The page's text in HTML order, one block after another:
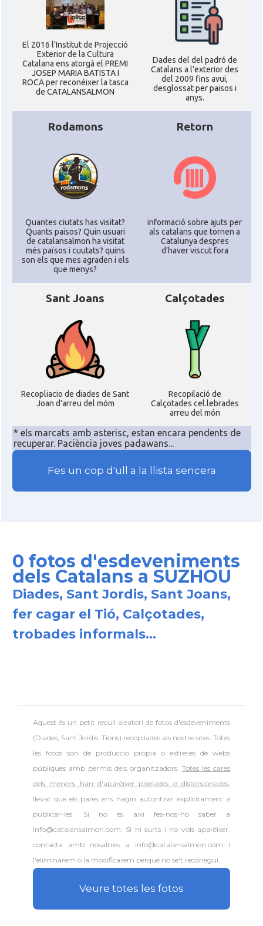
El 2016 l'Institut de Projecció
Exterior de la Cultura
Catalana ens atorgà el PREMI
JOSEP MARIA BATISTA I
ROCA per reconéixer la tasca
de CATALANSALMON
Dades del del padró de
Catalans a l'exterior des
del 2009 fins avui,
desglossat per paisos i
anys.
Rodamons
Quantes ciutats has visitat?
Quants paisos? Quin usuari
de catalansalmon ha visitat
més països i cuutats? quins
son els que mes agraden i els
que menys?
Retorn
informació sobre ajuts per
als catalans que tornen a
Catalunya despres
d'haver viscut fora
Sant Joans
Recopliacio de diades de Sant
Joan d'arreu del móm
Calçotades
Recopilació de
Calçotades cel.lebrades
arreu del món
* els marcats amb asterisc, estan encara pendents de
recuperar. Paciència joves padawans...
Fes un cop d'ull a la llista sencera
0 fotos d'esdeveniments
dels Catalans a SUZHOU
Diades, Sant Jordis, Sant Joans,
fer cagar el Tió, Calçotades,
trobades informals...
Aquest és un petit recull aleatori defotos d'esdeveniments
(Diades, Sant Jordis, Tions) recopilades als nostre sites. Totes
les fotos són de producció pròpia o extretes de webs
públiques amb permís dels organitzadors.Totes les cares
dels menors han d'aparèixer pixelades o distorsionades,
llevat que els pares ens hagin autoritzar explícitament a
publicar-les. Si no és així fes-nos-ho saber a
info@catalansalmon.com. Si hi surts i no vols aparèixer,
contacta amb nosaltres a info@catalansalmon.com i
l'eliminarem o la modificarem perquè no se't reconegui.
Veure totes les fotos